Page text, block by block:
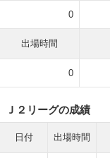
0
出場時間
0
Ｊ２リーグの成績
日付 出場時間